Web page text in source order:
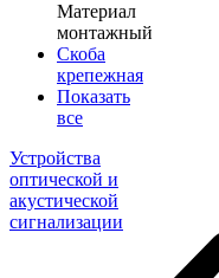
Материал
монтажный
Скоба
крепежная
Показать
все
Устройства
оптической и
акустической
сигнализации